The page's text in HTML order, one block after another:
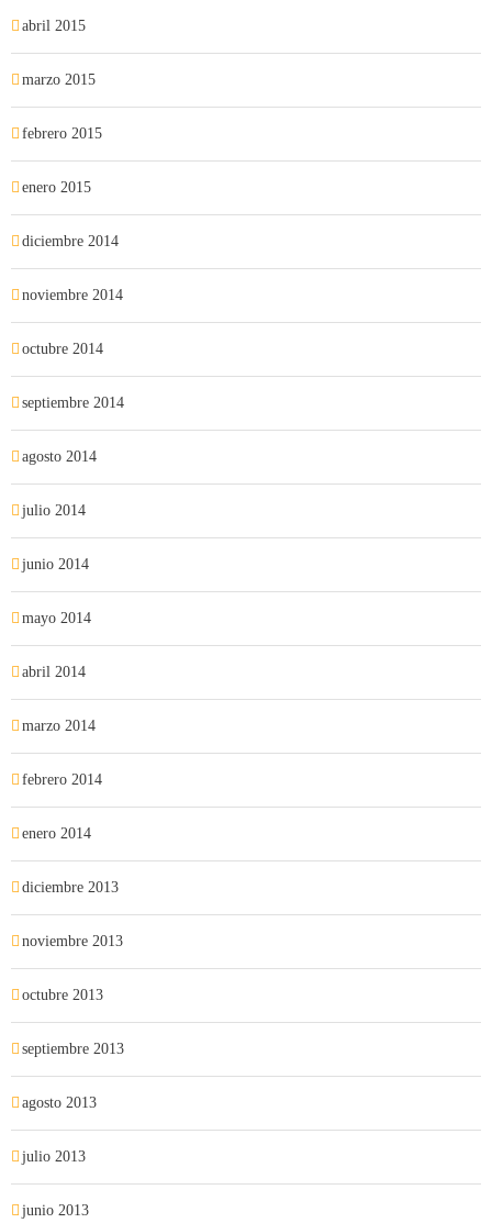
abril 2015
marzo 2015
febrero 2015
enero 2015
diciembre 2014
noviembre 2014
octubre 2014
septiembre 2014
agosto 2014
julio 2014
junio 2014
mayo 2014
abril 2014
marzo 2014
febrero 2014
enero 2014
diciembre 2013
noviembre 2013
octubre 2013
septiembre 2013
agosto 2013
julio 2013
junio 2013